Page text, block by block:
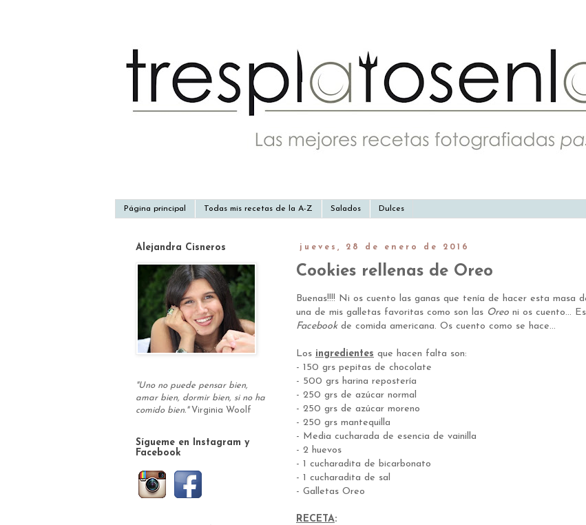
Página principal Todas mis recetas de la A-Z Salados Dulces
jueves, 28 de enero de 2016
Cookies rellenas de Oreo
Buenas!!!! Ni os cuento las ganas que tenía de hacer esta masa
una de mis galletas favoritas como son las Oreo ni os cuento...
Facebookde comida americana. Os cuento como se hace...
Los ingredientes que hacen falta son:
- 150 grs pepitas de chocolate
- 500 grs harina repostería
- 250 grs de azúcar normal
- 250 grs de azúcar moreno
- 250 grs mantequilla
- Media cucharada de esencia de vainilla
- 2 huevos
- 1 cucharadita de bicarbonato
- 1 cucharadita de sal
- Galletas Oreo
RECETA:
Alejandra Cisneros
"Uno no puede pensar bien,
amar bien, dormir bien, si no ha
comido bien." Virginia Woolf
Sígueme en Instagram y
Facebook